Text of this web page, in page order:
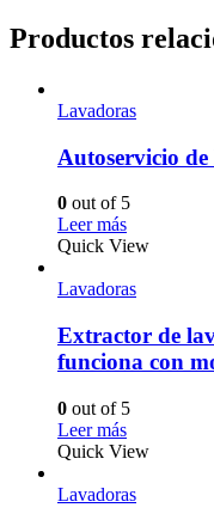
Productos
Lavadoras
Autoservicio
0 out of 5
Leer más
Quick View
Lavadoras
Extractor de
funciona con
0 out of 5
Leer más
Quick View
Lavadoras